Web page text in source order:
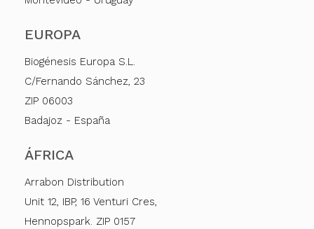
EUROPA
Biogénesis Europa S.L.
C/Fernando Sánchez, 23
ZIP 06003
Badajoz - España
ÁFRICA
Arrabon Distribution
Unit 12, IBP, 16 Venturi Cres,
Hennopspark. ZIP 0157